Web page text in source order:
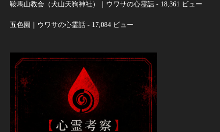
鞍馬山教会（犬山天狗神社）｜ウワサの心霊話 - 18,361 ビュー
五色園｜ウワサの心霊話 - 17,084 ビュー